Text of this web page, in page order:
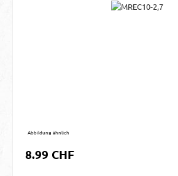
Bildergalerie überspringen
Abbildung ähnlich
Regulärer Preis:
8.99 CHF